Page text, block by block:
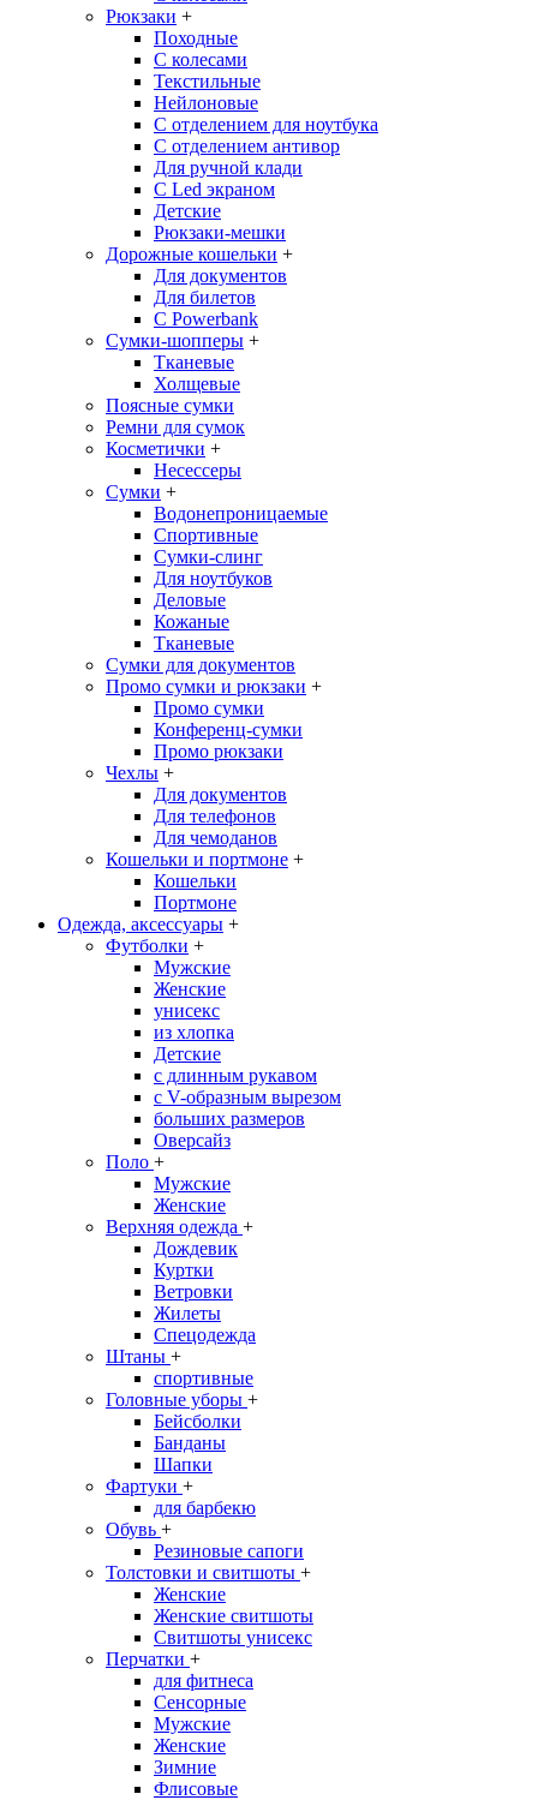
Рюкзаки +
Походные
С колесами
Текстильные
Нейлоновые
С отделением для ноутбука
С отделением антивор
Для ручной клади
С Led экраном
Детские
Рюкзаки-мешки
Дорожные кошельки +
Для документов
Для билетов
С Powerbank
Сумки-шопперы +
Тканевые
Холщевые
Поясные сумки
Ремни для сумок
Косметички +
Несессеры
Сумки +
Водонепроницаемые
Спортивные
Сумки-слинг
Для ноутбуков
Деловые
Кожаные
Тканевые
Сумки для документов
Промо сумки и рюкзаки +
Промо сумки
Конференц-сумки
Промо рюкзаки
Чехлы +
Для документов
Для телефонов
Для чемоданов
Кошельки и портмоне +
Кошельки
Портмоне
Одежда, аксессуары +
Футболки +
Мужские
Женские
унисекс
из хлопка
Детские
с длинным рукавом
с V-образным вырезом
больших размеров
Оверсайз
Поло +
Мужские
Женские
Верхняя одежда +
Дождевик
Куртки
Ветровки
Жилеты
Спецодежда
Штаны +
спортивные
Головные уборы +
Бейсболки
Банданы
Шапки
Фартуки +
для барбекю
Обувь +
Резиновые сапоги
Толстовки и свитшоты +
Женские
Женские свитшоты
Свитшоты унисекс
Перчатки +
для фитнеса
Сенсорные
Мужские
Женские
Зимние
Флисовые